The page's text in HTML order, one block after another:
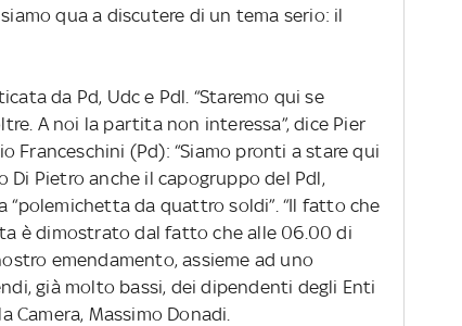
qua a discutere di un tema serio: il
da Pd, Udc e Pdl. “Staremo qui se
A noi la partita non interessa”, dice Pier
Franceschini (Pd): “Siamo pronti a stare qui
Di Pietro anche il capogruppo del Pdl,
da quattro soldi”. “Il fatto che
è dimostrato dal fatto che alle 06.00 di
emendamento, assieme ad uno
già molto bassi, dei dipendenti degli Enti
Camera, Massimo Donadi.